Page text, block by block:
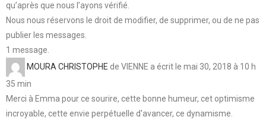
qu’après que nous l’ayons vérifié.
Nous nous réservons le droit de modifier, de supprimer, ou de ne pas
publier les messages.
1 message.
MOURA CHRISTOPHE de VIENNE a écrit le mai 30, 2018 à 10 h
35 min
Merci à Emma pour ce sourire, cette bonne humeur, cet optimisme
incroyable, cette envie perpétuelle d'avancer, ce dynamisme.